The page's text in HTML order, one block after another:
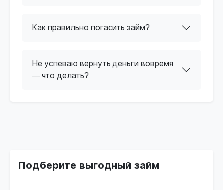
Как правильно погасить займ?
Не успеваю вернуть деньги вовремя
— что делать?
Подберите выгодный займ